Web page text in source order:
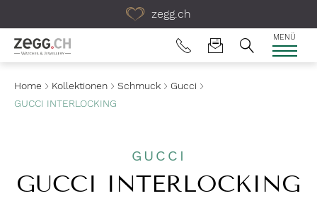
zegg.ch
MENÜ
Home Kollektionen Schmuck
Gucci
GUCCI INTERLOCKING
GUCCI
GUCCI INTERLOCKING